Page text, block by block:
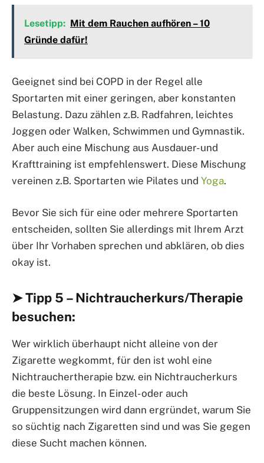
Lesetipp: Mit dem Rauchen aufhören – 10
Gründe dafür!
Geeignet sind bei COPD in der Regel alle
Sportarten mit einer geringen, aber konstanten
Belastung. Dazu zählen z.B. Radfahren, leichtes
Joggen oder Walken, Schwimmen und Gymnastik.
Aber auch eine Mischung aus Ausdauer- und
Krafttraining ist empfehlenswert. Diese Mischung
vereinen z.B. Sportarten wie Pilates und Yoga.
Bevor Sie sich für eine oder mehrere Sportarten
entscheiden, sollten Sie allerdings mit Ihrem Arzt
über Ihr Vorhaben sprechen und abklären, ob dies
okay ist.
➤ Tipp 5 – Nichtraucherkurs/Therapie
besuchen:
Wer wirklich überhaupt nicht alleine von der
Zigarette wegkommt, für den ist wohl eine
Nichtrauchertherapie bzw. ein Nichtraucherkurs
die beste Lösung. In Einzel- oder auch
Gruppensitzungen wird dann ergründet, warum Sie
so süchtig nach Zigaretten sind und was Sie gegen
diese Sucht machen können.